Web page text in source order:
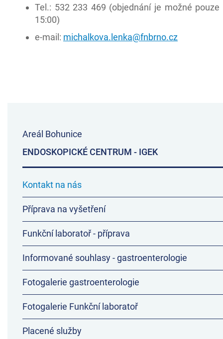
Tel.: 532 233 469 (objednání je možné pouze
15:00)
e-mail: michalkova.lenka@fnbrno.cz
Areál Bohunice
ENDOSKOPICKÉ CENTRUM - IGEK
Kontakt na nás
Příprava na vyšetření
Funkční laboratoř - příprava
Informované souhlasy - gastroenterologie
Fotogalerie gastroenterologie
Fotogalerie Funkční laboratoř
Placené služby